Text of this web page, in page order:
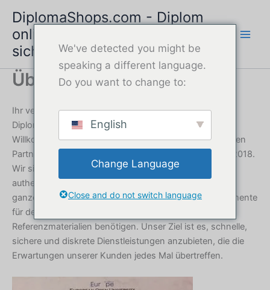
Inhalt
springen
DiplomaShops.com - Diplom
online kaufen | Schneller &
sicherer Service
Über uns
Ihr vertrauenswürdiger Anbieter von
Diplomdienstleistungen, www.DiplomaShops.com
Willkommen bei DiplomaShops.com, Ihrem zuverlässigen
Partner für professionelle Diplomdienstleistungen seit 2018.
Wir sind darauf spezialisiert, qualitativ hochwertige,
authentisch aussehende Diplome für Personen auf der
ganzen Welt zu erstellen, die Ersatzdokumente, Instrumente
für den beruflichen Aufstieg oder persönliche
Referenzmaterialien benötigen. Unser Ziel ist es, schnelle,
sichere und diskrete Dienstleistungen anzubieten, die die
Erwartungen unserer Kunden jedes Mal übertreffen.
We've detected you might be
speaking a different language.
Do you want to change to:
English
Change Language
Close and do not switch language